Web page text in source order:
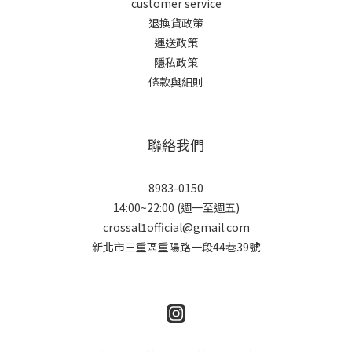
退換貨政策
運送政策
隱私政策
條款與細則
聯絡我們
8983-0150
14:00~22:00 (週一至週五)
crossal1official@gmail.com
新北市三重區重陽路一段44巷39號